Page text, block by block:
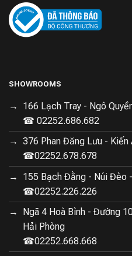
SHOWROOMS
166 Lạch Tray - Ngô
☎ 02252.686.682
376 Phan Đăng Lưu - Kiến
☎02252.678.678
155 Bạch Đằng - Núi Đèo
☎02252.226.226
Ngã 4 Hoà Bình - Đường
Hải Phòng
☎02252.668.668